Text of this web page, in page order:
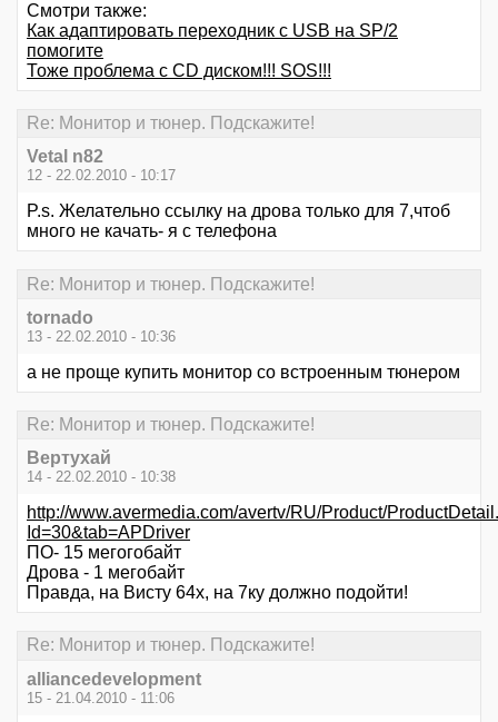
Смотри также:
Как адаптировать переходник с USB на SP/2
помогите
Тоже проблема с CD диском!!! SOS!!!
Re: Монитор и тюнер. Подскажите!
Vetal n82
12 - 22.02.2010 - 10:17
P.s. Желательно ссылку на дрова только для 7,чтоб
много не качать- я с телефона
Re: Монитор и тюнер. Подскажите!
tornado
13 - 22.02.2010 - 10:36
а не проще купить монитор со встроенным тюнером
Re: Монитор и тюнер. Подскажите!
Вертухай
14 - 22.02.2010 - 10:38
http://www.avermedia.com/avertv/RU/Product/
Id=30&tab=APDriver
ПО- 15 мегогобайт
Дрова - 1 мегобайт
Правда, на Висту 64х, на 7ку должно подойти!
Re: Монитор и тюнер. Подскажите!
alliancedevelopment
15 - 21.04.2010 - 11:06